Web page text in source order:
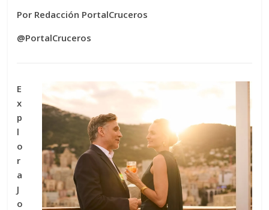
Por Redacción PortalCruceros
@PortalCruceros
E
x
p
l
o
r
a
J
o